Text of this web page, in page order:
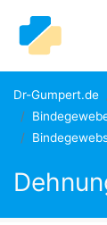
Dr-Gumpert.de